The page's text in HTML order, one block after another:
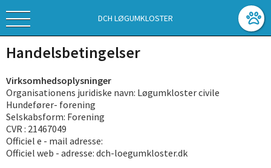
DCH LØGUMKLOSTER
Handelsbetingelser
Virksomhedsoplysninger
Organisationens juridiske navn: Løgumkloster civile
Hundefører- forening
Selskabsform: Forening
CVR : 21467049
Officiel e - mail adresse:
Officiel web - adresse: dch-loegumkloster.dk